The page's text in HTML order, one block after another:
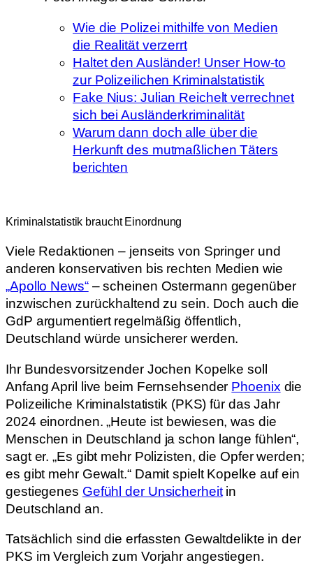
Wie die Polizei mithilfe von Medien
die Realität verzerrt
Haltet den Ausländer! Unser How-to
zur Polizeilichen Kriminalstatistik
Fake Nius: Julian Reichelt verrechnet
sich bei Ausländerkriminalität
Warum dann doch alle über die
Herkunft des mutmaßlichen Täters
berichten
Kriminalstatistik braucht Einordnung
Viele Redaktionen – jenseits von Springer und
anderen konservativen bis rechten Medien wie
„Apollo News“– scheinen Ostermann gegenüber
inzwischen zurückhaltend zu sein. Doch auch die
GdP argumentiert regelmäßig öffentlich,
Deutschland würde unsicherer werden.
Ihr Bundesvorsitzender Jochen Kopelke soll
Anfang April live beim Fernsehsender Phoenix die
Polizeiliche Kriminalstatistik (PKS) für das Jahr
2024 einordnen. „Heute ist bewiesen, was die
Menschen in Deutschland ja schon lange fühlen“,
sagt er. „Es gibt mehr Polizisten, die Opfer werden;
es gibt mehr Gewalt.“ Damit spielt Kopelke auf ein
gestiegenes Gefühl der Unsicherheitin
Deutschland an.
Tatsächlich sind die erfassten Gewaltdelikte in der
PKS im Vergleich zum Vorjahr angestiegen.